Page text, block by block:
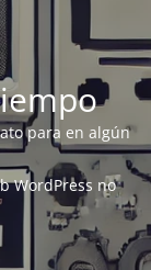
para en algún
WordPress no